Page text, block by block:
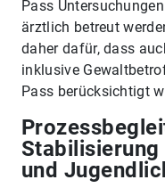
Pass
ärztlich betreut
daher dafür, dass
inklusive
Pass berücksichtigt
und